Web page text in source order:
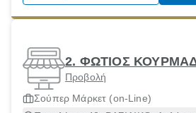
2. ΦΩΤΙΟΣ
Προβολή
Σούπερ Μάρκετ (on-Line)